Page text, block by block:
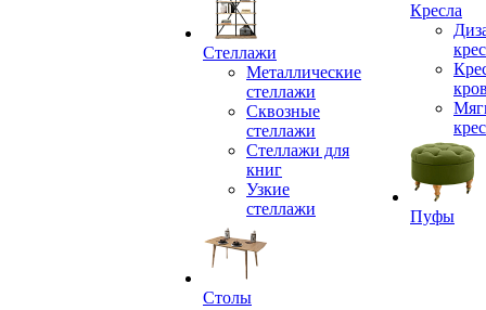
Стеллажи
Металлические
стеллажи
Сквозные
стеллажи
Стеллажи для
книг
Узкие
стеллажи
Столы
Кресла
Пуфы